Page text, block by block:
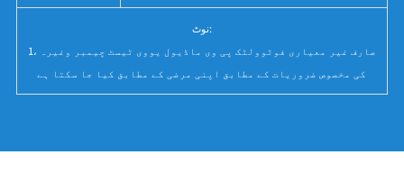
نوٹ:
1، صارف غیر معیاری فوٹوولٹک پی وی ماڈیول یووی ٹیسٹ چیمبر وغیرہ
کی مخصوص ضروریات کے مطابق اپنی مرضی کے مطابق کیا جا سکتا ہے